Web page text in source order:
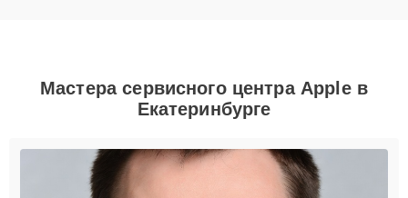
Мастера сервисного центра Apple в
Екатеринбурге